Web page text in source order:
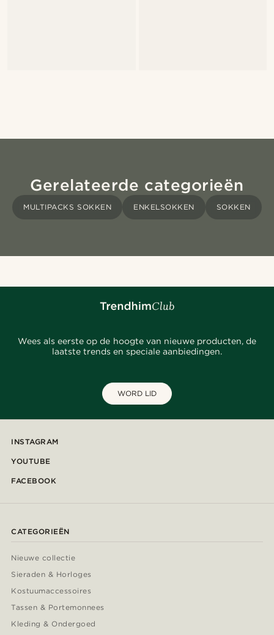
Gerelateerde categorieën
MULTIPACKS SOKKEN ENKELSOKKEN SOKKEN
Wees als eerste op de hoogte van nieuwe producten, de
laatste trends en speciale aanbiedingen.
WORD LID
INSTAGRAM
YOUTUBE
FACEBOOK
CATEGORIEËN
Nieuwe collectie
Sieraden & Horloges
Kostuumaccessoires
Tassen & Portemonnees
Kleding & Ondergoed